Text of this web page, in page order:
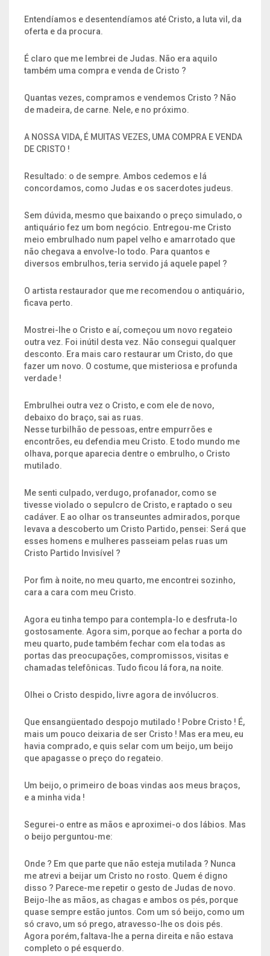
Entendíamos e desentendíamos até Cristo, a luta vil, da
oferta e da procura.
É claro que me lembrei de Judas. Não era aquilo
também uma compra e venda de Cristo ?
Quantas vezes, compramos e vendemos Cristo ? Não
de madeira, de carne. Nele, e no próximo.
A NOSSA VIDA, É MUITAS VEZES, UMA COMPRA E VENDA
DE CRISTO !
Resultado: o de sempre. Ambos cedemos e lá
concordamos, como Judas e os sacerdotes judeus.
Sem dúvida, mesmo que baixando o preço simulado, o
antiquário fez um bom negócio. Entregou-me Cristo
meio embrulhado num papel velho e amarrotado que
não chegava a envolve-lo todo. Para quantos e
diversos embrulhos, teria servido já aquele papel ?
O artista restaurador que me recomendou o antiquário,
ficava perto.
Mostrei-lhe o Cristo e aí, começou um novo regateio
outra vez. Foi inútil desta vez. Não consegui qualquer
desconto. Era mais caro restaurar um Cristo, do que
fazer um novo. O costume, que misteriosa e profunda
verdade !
Embrulhei outra vez o Cristo, e com ele de novo,
debaixo do braço, sai as ruas.
Nesse turbilhão de pessoas, entre empurrões e
encontrões, eu defendia meu Cristo. E todo mundo me
olhava, porque aparecia dentre o embrulho, o Cristo
mutilado.
Me senti culpado, verdugo, profanador, como se
tivesse violado o sepulcro de Cristo, e raptado o seu
cadáver. E ao olhar os transeuntes admirados, porque
levava a descoberto um Cristo Partido, pensei: Será que
esses homens e mulheres passeiam pelas ruas um
Cristo Partido Invisível ?
Por fim à noite, no meu quarto, me encontrei sozinho,
cara a cara com meu Cristo.
Agora eu tinha tempo para contempla-lo e desfruta-lo
gostosamente. Agora sim, porque ao fechar a porta do
meu quarto, pude também fechar com ela todas as
portas das preocupações, compromissos, visitas e
chamadas telefônicas. Tudo ficou lá fora, na noite.
Olhei o Cristo despido, livre agora de invólucros.
Que ensangüentado despojo mutilado ! Pobre Cristo ! É,
mais um pouco deixaria de ser Cristo ! Mas era meu, eu
havia comprado, e quis selar com um beijo, um beijo
que apagasse o preço do regateio.
Um beijo, o primeiro de boas vindas aos meus braços,
e a minha vida !
Segurei-o entre as mãos e aproximei-o dos lábios. Mas
o beijo perguntou-me:
Onde ? Em que parte que não esteja mutilada ? Nunca
me atrevi a beijar um Cristo no rosto. Quem é digno
disso ? Parece-me repetir o gesto de Judas de novo.
Beijo-lhe as mãos, as chagas e ambos os pés, porque
quase sempre estão juntos. Com um só beijo, como um
só cravo, um só prego, atravesso-lhe os dois pés.
Agora porém, faltava-lhe a perna direita e não estava
completo o pé esquerdo.